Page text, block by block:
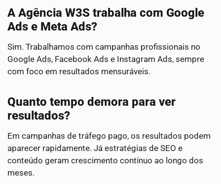
A Agência W3S trabalha com Google
Ads e Meta Ads?
Sim. Trabalhamos com campanhas profissionais no
Google Ads, Facebook Ads e Instagram Ads, sempre
com foco em resultados mensuráveis.
Quanto tempo demora para ver
resultados?
Em campanhas de tráfego pago, os resultados podem
aparecer rapidamente. Já estratégias de SEO e
conteúdo geram crescimento contínuo ao longo dos
meses.